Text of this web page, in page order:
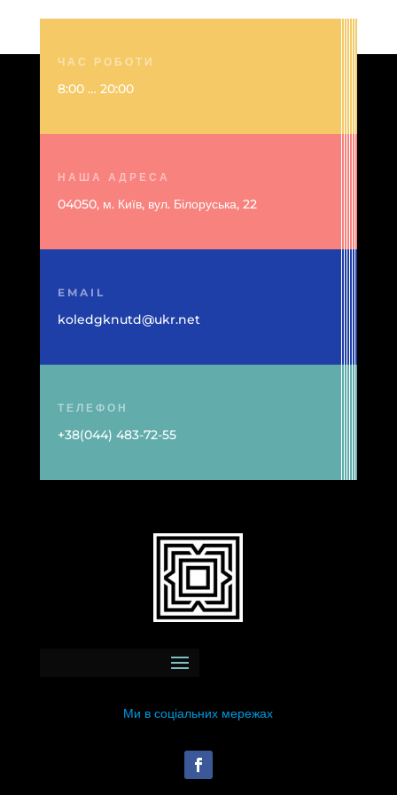
ЧАС РОБОТИ
8:00 … 20:00
НАША АДРЕСА
04050, м. Київ, вул. Білоруська, 22
EMAIL
koledgknutd@ukr.net
ТЕЛЕФОН
+38(044) 483-72-55
Ми в соціальних мережах